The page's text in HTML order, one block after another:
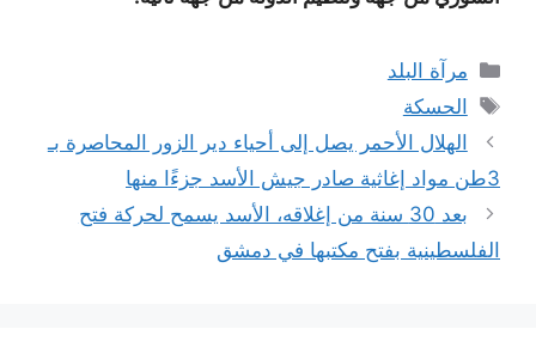
التصنيفات
مرآة البلد
الوسوم
الحسكة
الهلال الأحمر يصل إلى أحياء دير الزور المحاصرة بـ
3طن مواد إغاثية صادر جيش الأسد جزءًا منها
بعد 30 سنة من إغلاقه، الأسد يسمح لحركة فتح
الفلسطينية بفتح مكتبها في دمشق